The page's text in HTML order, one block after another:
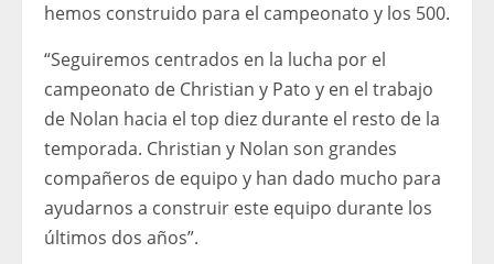
hemos construido para el campeonato y los 500.
“Seguiremos centrados en la lucha por el
campeonato de Christian y Pato y en el trabajo
de Nolan hacia el top diez durante el resto de la
temporada. Christian y Nolan son grandes
compañeros de equipo y han dado mucho para
ayudarnos a construir este equipo durante los
últimos dos años”.